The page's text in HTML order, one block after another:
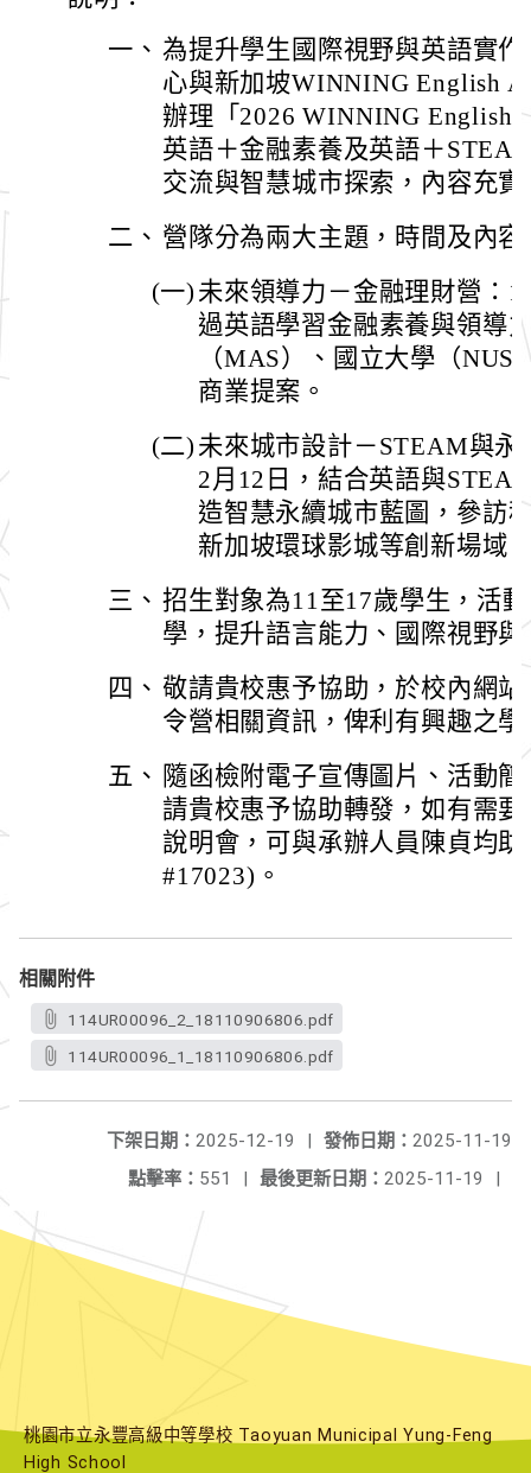
一、 為提升學生國際視野與英語實
心與新加坡WINNING English
辦理「2026 WINNING English
英語＋金融素養及英語＋
交流與智慧城市探索，內容充實
二、 營隊分為兩大主題，時間及內容
(一) 未來領導力－金融理財營：
過英語學習金融素養與領導
（MAS）、國立大學（
商業提案。
(二) 未來城市設計－STEAM與
2月12日，結合英語與
造智慧永續城市藍圖，參訪
新加坡環球影城等創新場域
三、 招生對象為11至17歲學生，活
學，提升語言能力、國際視野
四、 敬請貴校惠予協助，於校內網
令營相關資訊，俾利有興趣之
五、 隨函檢附電子宣傳圖片、活動
請貴校惠予協助轉發，如有需
說明會，可與承辦人員陳貞均
#17023)。
相關附件
114UR00096_2_18110906806.pdf
114UR00096_1_18110906806.pdf
發佈日期： 2025-11-19
下架日期： 2025-12-19
|
最後更新日期： 2025-11-19 |
點擊率： 551 |
桃園市立永豐高級中等學校 Taoyuan Municipal Yung-Feng
High School